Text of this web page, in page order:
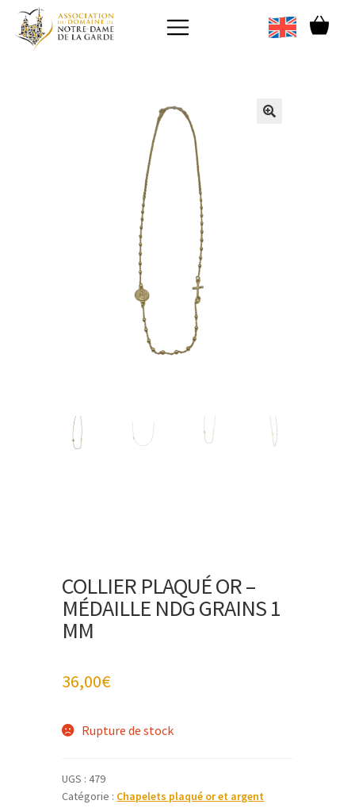
COLLIER PLAQUÉ OR –
MÉDAILLE NDG GRAINS 1
MM
36,00€
Rupture de stock
UGS :479
Catégorie : Chapelets plaqué or et argent